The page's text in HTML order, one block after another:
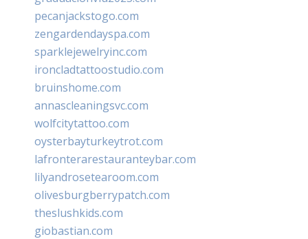
pecanjackstogo.com
zengardendayspa.com
sparklejewelryinc.com
ironcladtattoostudio.com
bruinshome.com
annascleaningsvc.com
wolfcitytattoo.com
oysterbayturkeytrot.com
lafronterarestauranteybar.com
lilyandrosetearoom.com
olivesburgberrypatch.com
theslushkids.com
giobastian.com